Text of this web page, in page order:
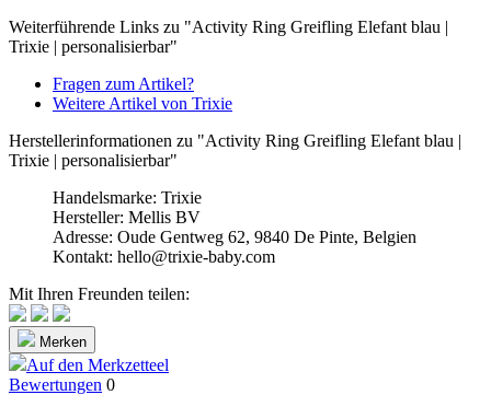
Weiterführende Links zu "Activity Ring Greifling Elefant blau |
Trixie | personalisierbar"
Fragen zum Artikel?
Weitere Artikel von Trixie
Herstellerinformationen zu "Activity Ring Greifling Elefant blau |
Trixie | personalisierbar"
Handelsmarke: Trixie
Hersteller: Mellis BV
Adresse: Oude Gentweg 62, 9840 De Pinte, Belgien
Kontakt: hello@trixie-baby.com
Mit Ihren Freunden teilen:
Merken
Auf den Merkzetteel
Bewertungen 0